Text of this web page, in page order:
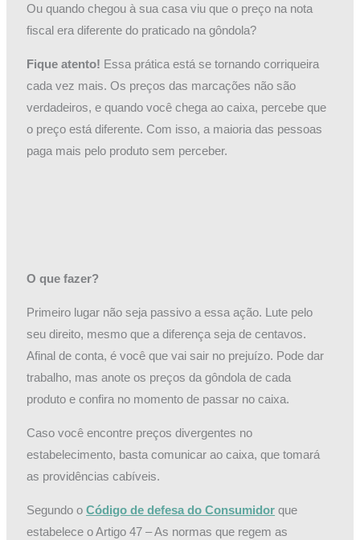
Ou quando chegou à sua casa viu que o preço na nota
fiscal era diferente do praticado na gôndola?
Fique atento! Essa prática está se tornando corriqueira
cada vez mais. Os preços das marcações não são
verdadeiros, e quando você chega ao caixa, percebe que
o preço está diferente. Com isso, a maioria das pessoas
paga mais pelo produto sem perceber.
O que fazer?
Primeiro lugar não seja passivo a essa ação. Lute pelo
seu direito, mesmo que a diferença seja de centavos.
Afinal de conta, é você que vai sair no prejuízo. Pode dar
trabalho, mas anote os preços da gôndola de cada
produto e confira no momento de passar no caixa.
Caso você encontre preços divergentes no
estabelecimento, basta comunicar ao caixa, que tomará
as providências cabíveis.
Segundo oCódigo de defesa do Consumidor que
estabelece o Artigo 47 – As normas que regem as